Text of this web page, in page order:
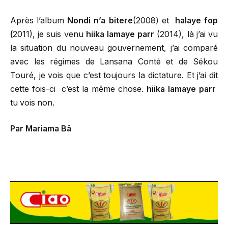
Après l’album Nondi n’a bitere(2008) et halaye fop
(2011), je suis venu hiika lamaye parr (2014), là j’ai vu
la situation du nouveau gouvernement, j’ai comparé
avec les régimes de Lansana Conté et de Sékou
Touré, je vois que c’est toujours la dictature. Et j’ai dit
cette fois-ci c’est la même chose. hiika lamaye parr
tu vois non.
Par Mariama Bâ